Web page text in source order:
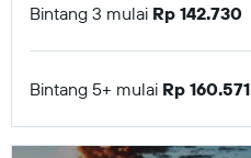
Bintang 3 mulai Rp 142.730
Bintang 5+ mulai Rp 160.571